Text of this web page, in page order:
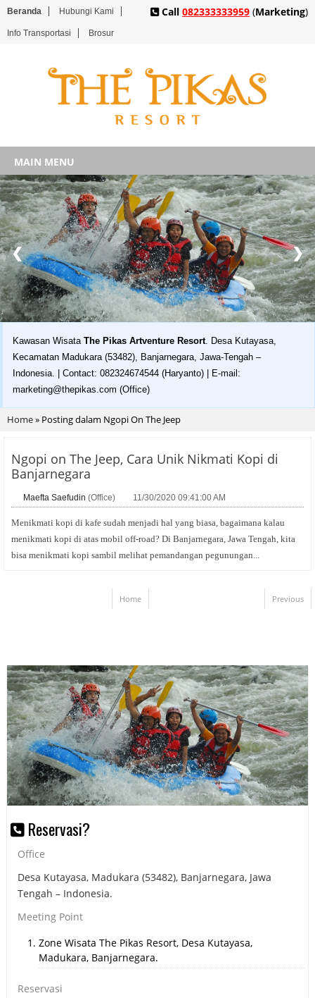
Call 082333333959 (Marketing)
Beranda Hubungi Kami
Info Transportasi Brosur
MAIN MENU
❮ ❯
Kawasan Wisata The Pikas Artventure Resort. Desa Kutayasa,
Kecamatan Madukara (53482), Banjarnegara, Jawa-Tengah –
Indonesia. | Contact: 082324674544 (Haryanto) | E-mail:
marketing@thepikas.com (Office)
Home» Posting dalam Ngopi On The Jeep
Ngopi on The Jeep, Cara Unik Nikmati Kopi di
Banjarnegara
Maefta Saefudin (Office) 11/30/2020 09:41:00 AM
Menikmati kopi di kafe sudah menjadi hal yang biasa, bagaimana kalau
menikmati kopi di atas mobil off-road? Di Banjarnegara, Jawa Tengah, kita
bisa menikmati kopi sambil melihat pemandangan pegunungan...
Previous
Home
Reservasi?
Office
Desa Kutayasa, Madukara (53482), Banjarnegara, Jawa
Tengah – Indonesia.
Meeting Point
Zone Wisata The Pikas Resort, Desa Kutayasa,
Madukara, Banjarnegara.
Reservasi